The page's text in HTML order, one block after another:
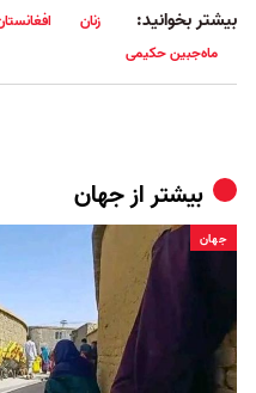
بیشتر بخوانید: زنان
ماه‌جبین حکیمی
بیشتر ازجهان
جهان